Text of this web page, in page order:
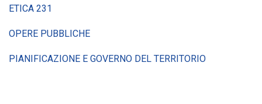
ETICA 231
OPERE PUBBLICHE
PIANIFICAZIONE E GOVERNO DEL TERRITORIO